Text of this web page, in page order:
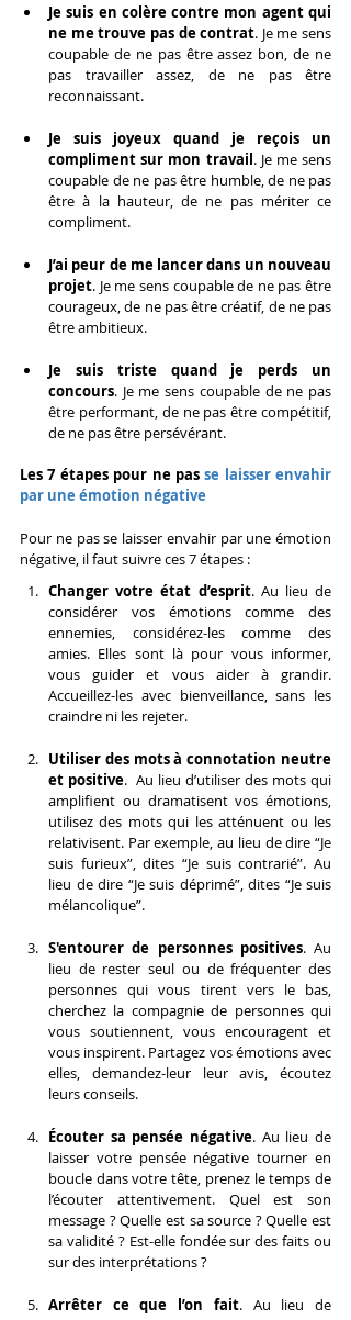
Je suis en colère contre mon agent qui
ne me trouve pas de contrat. Je me sens
coupable de ne pas être assez bon, de ne
pas travailler assez, de ne pas être
reconnaissant.
Je suis joyeux quand je reçois un
compliment sur mon travail. Je me sens
coupable de ne pas être humble, de ne pas
être à la hauteur, de ne pas mériter ce
compliment.
J’ai peur de me lancer dans un nouveau
projet. Je me sens coupable de ne pas être
courageux, de ne pas être créatif, de ne pas
être ambitieux.
Je suis triste quand je perds un
concours. Je me sens coupable de ne pas
être performant, de ne pas être compétitif,
de ne pas être persévérant.
Les 7 étapes pour ne pas se laisser envahir
par une émotion négative
Pour ne pas se laisser envahir par une émotion
négative, il faut suivre ces 7 étapes :
Changer votre état d’esprit. Au lieu de
considérer vos émotions comme des
ennemies, considérez-les comme des
amies. Elles sont là pour vous informer,
vous guider et vous aider à grandir.
Accueillez-les avec bienveillance, sans les
craindre ni les rejeter.
Utiliser des mots à connotation neutre
et positive.  Au lieu d’utiliser des mots qui
amplifient ou dramatisent vos émotions,
utilisez des mots qui les atténuent ou les
relativisent. Par exemple, au lieu de dire “Je
suis furieux”, dites “Je suis contrarié”. Au
lieu de dire “Je suis déprimé”, dites “Je suis
mélancolique”.
S'entourer de personnes positives. Au
lieu de rester seul ou de fréquenter des
personnes qui vous tirent vers le bas,
cherchez la compagnie de personnes qui
vous soutiennent, vous encouragent et
vous inspirent. Partagez vos émotions avec
elles, demandez-leur leur avis, écoutez
leurs conseils.
Écouter sa pensée négative. Au lieu de
laisser votre pensée négative tourner en
boucle dans votre tête, prenez le temps de
l’écouter attentivement. Quel est son
message ? Quelle est sa source ? Quelle est
sa validité ? Est-elle fondée sur des faits ou
sur des interprétations ?
Arrêter ce que l’on fait. Au lieu de